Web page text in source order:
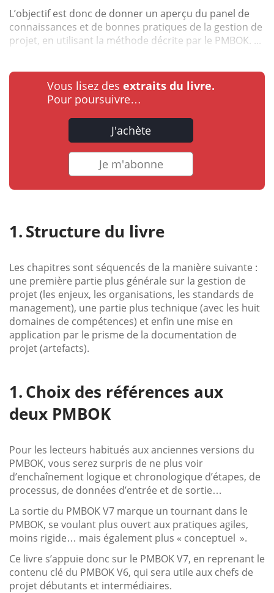
L’objectif est donc de donner un aperçu du panel de
connaissances et de bonnes pratiques de la gestion de
projet, en utilisant la méthode décrite par le PMBOK. ...
Vous lisez des extraits du livre.
Pour poursuivre…
J'achète
Je m'abonne
Structure du livre
Les chapitres sont séquencés de la manière suivante :
une première partie plus générale sur la gestion de
projet (les enjeux, les organisations, les standards de
management), une partie plus technique (avec les huit
domaines de compétences) et enfin une mise en
application par le prisme de la documentation de
projet (artefacts).
Choix des références aux
deux PMBOK
Pour les lecteurs habitués aux anciennes versions du
PMBOK, vous serez surpris de ne plus voir
d’enchaînement logique et chronologique d’étapes, de
processus, de données d’entrée et de sortie…
La sortie du PMBOK V7 marque un tournant dans le
PMBOK, se voulant plus ouvert aux pratiques agiles,
moins rigide… mais également plus « conceptuel ».
Ce livre s’appuie donc sur le PMBOK V7, en reprenant le
contenu clé du PMBOK V6, qui sera utile aux chefs de
projet débutants et intermédiaires.